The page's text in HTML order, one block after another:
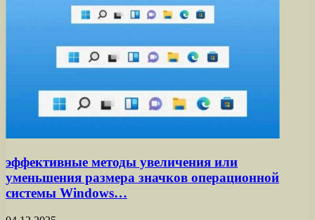
эффективные методы увеличения или
уменьшения размера значков операционной
системы Windows…